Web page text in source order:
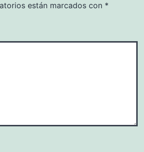
están marcados con *